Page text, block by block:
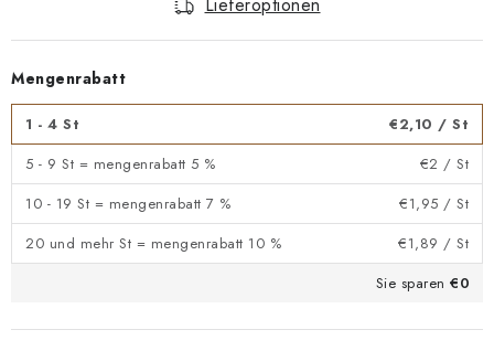
Mengenrabatt
1 - 4 St €2,10 / St
5 - 9 St = mengenrabatt 5 %
€2 / St
10 - 19 St = mengenrabatt 7 %
€1,95 / St
20 und mehr St = mengenrabatt 10 %
€1,89 / St
Sie sparen €0